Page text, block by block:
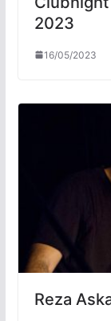
2023
16/05/2023
Reza